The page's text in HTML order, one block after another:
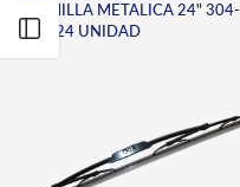
Abrir Filtros
PLUMILLA METALICA 24" 304-
PMT-24 UNIDAD